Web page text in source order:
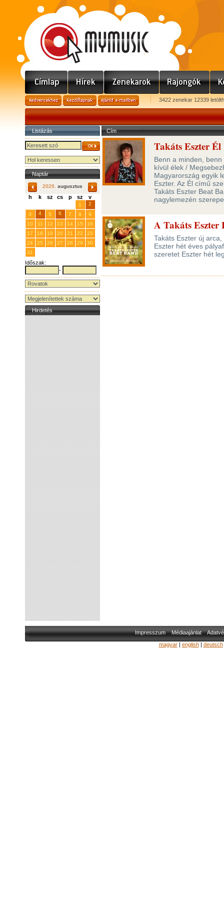
3422 zenekar 12339
Listázás
Naptár
2026. augusztus
h k sz cs p sz v
1
2
3
4 5 6 7 8
9
10
11 12 13 14 15
16
17
18 19 20 21 22
23
24
25 26 27 28 29
30
31
Időszak:
-
Hirdetés
Cím
Takáts Eszter Él
Benn a minden,
kívül élek /
Magyarország egyik
Eszter. Az Él című
Takáts Eszter Beat
nagylemezén
A Takáts Eszter
Takáts Eszter új
Eszter hét éves
szeretet Eszter hét
Impresszum Médiaajánlat
magyar| english| deutsch